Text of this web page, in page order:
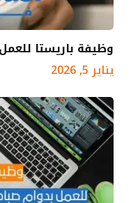
وظيفة باريستا
يناير 5, 2026